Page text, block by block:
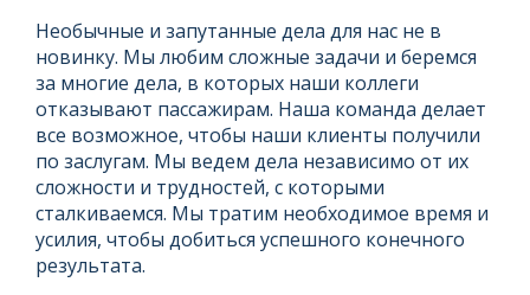
Необычные и запутанные дела для нас не в
новинку. Мы любим сложные задачи и беремся
за многие дела, в которых наши коллеги
отказывают пассажирам. Наша команда делает
все возможное, чтобы наши клиенты получили
по заслугам. Мы ведем дела независимо от их
сложности и трудностей, с которыми
сталкиваемся. Мы тратим необходимое время и
усилия, чтобы добиться успешного конечного
результата.